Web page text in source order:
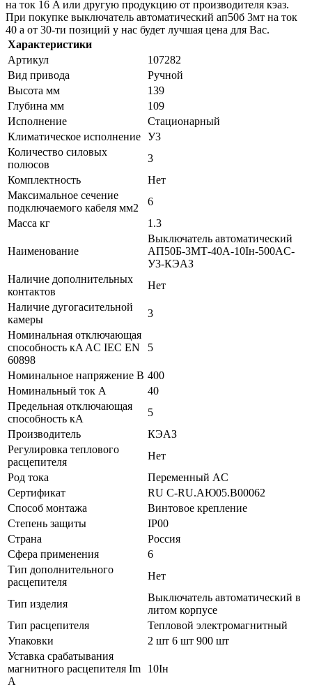
на ток 16 A или другую продукцию от производителя кэаз.
При покупке выключатель автоматический ап50б 3мт на ток
40 a от 30-ти позиций у нас будет лучшая цена для Вас.
Характеристики
Артикул
107282
Вид привода
Ручной
Высота мм
139
Глубина мм
109
Исполнение
Стационарный
Климатическое исполнение У3
Количество силовых
полюсов
3
Комплектность
Нет
Максимальное сечение
подключаемого кабеля мм2
6
Масса кг
1.3
Наименование
Выключатель автоматический
АП50Б-3МТ-40А-10Iн-500AC-
У3-КЭАЗ
Наличие дополнительных
контактов
Нет
Наличие дугогасительной
камеры
3
Номинальная отключающая
способность кA AC IEC EN
60898
5
Номинальное напряжение В 400
Номинальный ток А
40
Предельная отключающая
способность кA
5
Производитель
КЭАЗ
Регулировка теплового
расцепителя
Нет
Род тока
Переменный AC
Сертификат
RU C-RU.АЮ05.B00062
Способ монтажа
Винтовое крепление
Степень защиты
IP00
Страна
Россия
Сфера применения
6
Тип дополнительного
расцепителя
Нет
Тип изделия
Выключатель автоматический в
литом корпусе
Тип расцепителя
Тепловой электромагнитный
Упаковки
2 шт 6 шт 900 шт
Уставка срабатывания
магнитного расцепителя Im
А
10Iн